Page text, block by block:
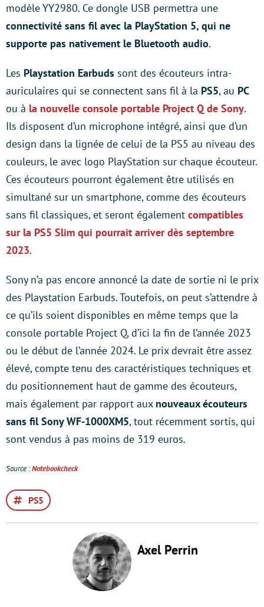
modèle YY2980. Ce dongle USB permettra une
connectivité sans fil avec la PlayStation 5, qui ne
supporte pas nativement le Bluetooth audio.
Les Playstation Earbuds sont des écouteurs intra-
auriculaires qui se connectent sans fil à la PS5, au PC
ou à la nouvelle console portable Project Q de Sony.
Ils disposent d’un microphone intégré, ainsi que d’un
design dans la lignée de celui de la PS5 au niveau des
couleurs, le avec logo PlayStation sur chaque écouteur.
Ces écouteurs pourront également être utilisés en
simultané sur un smartphone, comme des écouteurs
sans fil classiques, et seront également compatibles
sur la PS5 Slim qui pourrait arriver dès septembre
2023.
Sony n’a pas encore annoncé la date de sortie ni le prix
des Playstation Earbuds. Toutefois, on peut s’attendre à
ce qu’ils soient disponibles en même temps que la
console portable Project Q, d’ici la fin de l’année 2023
ou le début de l’année 2024. Le prix devrait être assez
élevé, compte tenu des caractéristiques techniques et
du positionnement haut de gamme des écouteurs,
mais également par rapport aux nouveaux écouteurs
sans fil Sony WF-1000XM5, tout récemment sortis, qui
sont vendus à pas moins de 319 euros.
Source :Notebookcheck
PS5
Axel Perrin